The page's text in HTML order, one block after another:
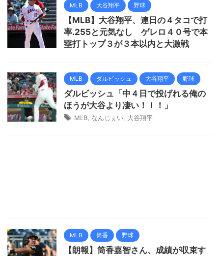
MLB 大谷翔平 野球
【MLB】大谷翔平、連日の４タコで打
率.255と元気なし ゲレロ４０号で本
塁打トップ３が３本以内と大激戦
MLB ダルビッシュ 大谷翔平 野球
ダルビッシュ「中４日で投げれる俺の
ほうが大谷より凄い！！！」
MLB なんじぇい 大谷翔平
MLB 筒香 野球
【朗報】筒香嘉智さん、成績が収束す